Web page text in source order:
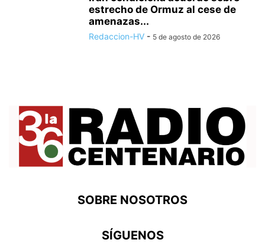
estrecho de Ormuz al cese de
amenazas...
Redaccion-HV - 5 de agosto de 2026
SOBRE NOSOTROS
SÍGUENOS